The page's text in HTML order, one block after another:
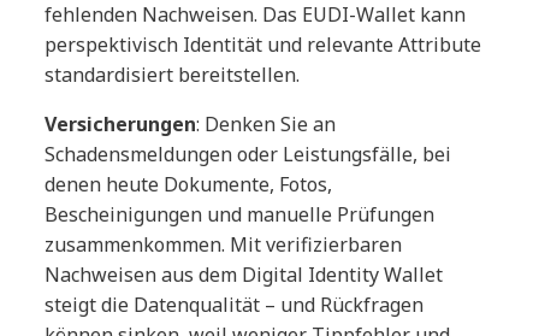
fehlenden Nachweisen. Das EUDI-Wallet kann
perspektivisch Identität und relevante Attribute
standardisiert bereitstellen.
Versicherungen: Denken Sie an
Schadensmeldungen oder Leistungsfälle, bei
denen heute Dokumente, Fotos,
Bescheinigungen und manuelle Prüfungen
zusammenkommen. Mit verifizierbaren
Nachweisen aus dem Digital Identity Wallet
steigt die Datenqualität – und Rückfragen